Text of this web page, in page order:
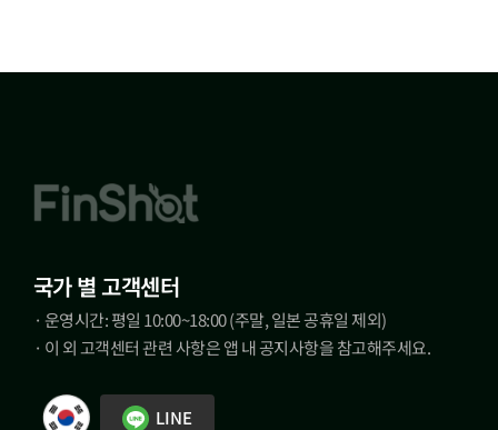
국가 별 고객센터
· 운영시간: 평일 10:00~18:00 (주말, 일본 공휴일 제외)
· 이 외 고객센터 관련 사항은 앱 내 공지사항을 참고해주세요.
LINE